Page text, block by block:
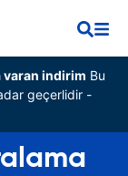
varan indirim Bu
geçerlidir -